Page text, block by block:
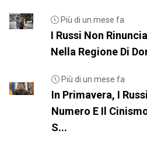
Più di un mese fa
I Russi Non
Nella Regione Di
Più di un mese fa
In Primavera, I
Numero E Il
S...